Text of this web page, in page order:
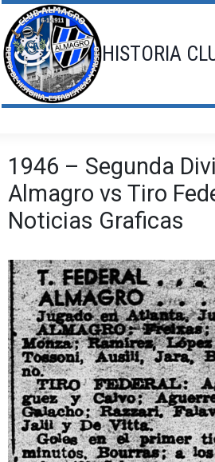
Saltar
al
contenido
HISTORIA
1946 – Segunda
Almagro vs Tiro
Noticias Graficas